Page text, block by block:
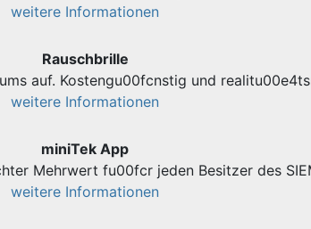
weitere Informationen
Rauschbrille
auf. Kostengu00fcnstig und
weitere Informationen
miniTek App
Mehrwert fu00fcr jeden Besitzer des
weitere Informationen